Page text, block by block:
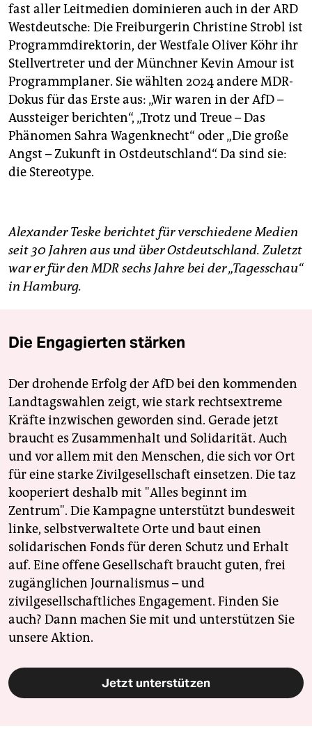
fast aller Leitmedien dominieren auch in der ARD
Westdeutsche: Die Freiburgerin Christine Strobl ist
Programmdirektorin, der Westfale Oliver Köhr ihr
Stellvertreter und der Münchner Kevin Amour ist
Programmplaner. Sie wählten 2024 andere MDR-
Dokus für das Erste aus: „Wir waren in der AfD –
Aussteiger berichten“, „Trotz und Treue – Das
Phänomen Sahra Wagenknecht“ oder „Die große
Angst – Zukunft in Ostdeutschland“. Da sind sie:
die Stereotype.
Alexander Teske berichtet für verschiedene Medien
seit 30 Jahren aus und über Ostdeutschland. Zuletzt
war er für den MDR sechs Jahre bei der „Tagesschau“
in Hamburg.
Die Engagierten stärken
Der drohende Erfolg der AfD bei den kommenden
Landtagswahlen zeigt, wie stark rechtsextreme
Kräfte inzwischen geworden sind. Gerade jetzt
braucht es Zusammenhalt und Solidarität. Auch
und vor allem mit den Menschen, die sich vor Ort
für eine starke Zivilgesellschaft einsetzen. Die taz
kooperiert deshalb mit "Alles beginnt im
Zentrum". Die Kampagne unterstützt bundesweit
linke, selbstverwaltete Orte und baut einen
solidarischen Fonds für deren Schutz und Erhalt
auf. Eine offene Gesellschaft braucht guten, frei
zugänglichen Journalismus – und
zivilgesellschaftliches Engagement. Finden Sie
auch? Dann machen Sie mit und unterstützen Sie
unsere Aktion.
Jetzt unterstützen